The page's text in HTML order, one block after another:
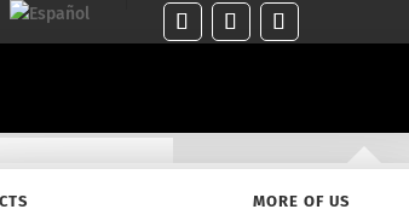
for a Specific Product?
un producto determinado?
MORE OF US